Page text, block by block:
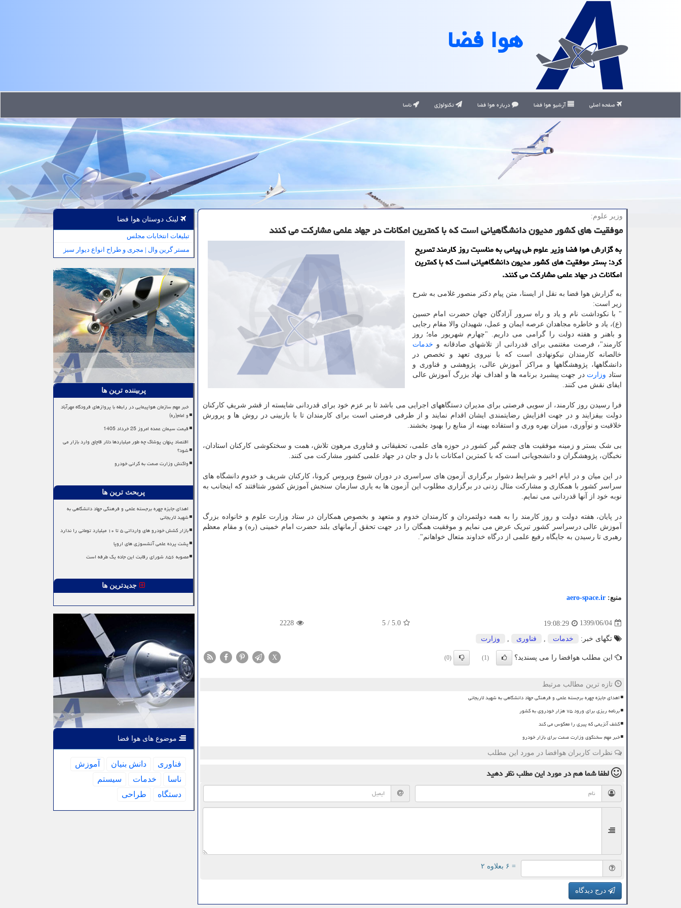
هوا فضا
صفحه اصلی آرشیو هوا فضا درباره هوا فضا تکنولوژی ناسا
وزیر علوم:
موفقیت های كشور مدیون دانشگاهیانی است كه با كمترین امكانات در جهاد علمی مشاركت می كنند
به گزارش هوا فضا وزیر علوم طی پیامی به مناسبت روز كارمند تصریح
كرد: بستر موفقیت های كشور مدیون دانشگاهیانی است كه با كمترین
امكانات در جهاد علمی مشاركت می كنند.
به گزارش هوا فضا به نقل از ایسنا، متن پیام دکتر منصور غلامی به شرح
زیر است:
" با نکوداشت نام و یاد و راه سرور آزادگان جهان حضرت امام حسین
(ع)، یاد و خاطره مجاهدان عرصه ایمان و عمل، شهیدان والا مقام رجایی
و باهنر و هفته دولت را گرامی می داریم. "چهارم شهریور ماه؛ روز
کارمند"، فرصت مغتنمی برای قدردانی از تلاشهای صادقانه و خدمات
خالصانه کارمندان نیکونهادی است که با نیروی تعهد و تخصص در
دانشگاهها، پژوهشگاهها و مراکز آموزش عالی، پژوهشی و فناوری و
ستاد وزارت در جهت پیشبرد برنامه ها و اهداف نهاد بزرگ آموزش عالی
ایفای نقش می کنند.
فرا رسیدن روز کارمند، از سویی فرصتی برای مدیران دستگاههای اجرایی می باشد تا بر عزم خود برای قدردانی شایسته از قشر شریفِ کارکنان
دولت بیفزایند و در جهت افزایش رضایتمندی ایشان اقدام نمایند و از طرفی فرصتی است برای کارمندان تا با بازبینی در روش ها و پرورش
خلاقیت و نوآوری، میزان بهره وری و استفاده بهینه از منابع را بهبود بخشند.
بی شک بستر و زمینه موفقیت های چشم گیر کشور در حوزه های علمی، تحقیقاتی و فناوری مرهون تلاش، همت و سختکوشی کارکنان استادان،
نخبگان، پژوهشگران و دانشجویانی است که با کمترین امکانات با دل و جان در جهاد علمی کشور مشارکت می کنند.
در این میان و در ایام اخیر و شرایط دشوار برگزاری آزمون های سراسری در دوران شیوع ویروس کرونا، کارکنان شریف و خدوم دانشگاه های
سراسر کشور با همکاری و مشارکت مثال زدنی در برگزاری مطلوب این آزمون ها به یاری سازمان سنجش آموزش کشور شتافتند که اینجانب به
نوبه خود از آنها قدردانی می نمایم.
در پایان، هفته دولت و روز کارمند را به همه دولتمردان و کارمندان خدوم و متعهد و بخصوص همکاران در ستاد وزارت علوم و خانواده بزرگ
آموزش عالی درسراسر کشور تبریک عرض می نمایم و موفقیت همگان را در جهت تحقق آرمانهای بلند حضرت امام خمینی (ره) و مقام معظم
رهبری تا رسیدن به جایگاه رفیع علمی از درگاه خداوند متعال خواهانم".
منبع: aero-space.ir
1399/06/04
19:08:29
5.0
/
5
2228
تگهای خبر: خدمات فناوری وزارت
این مطلب هوافضا را می پسندید؟ (1)
(0)
X
تازه ترین مطالب مرتبط
اهدای جایزه چهره برجسته علمی و فرهنگی جهاد دانشگاهی به شهید لاریجانی
برنامه ریزی برای ورود ۷۵ هزار خودروی به کشور
کشف آنزیمی که پیری را معکوس می کند
خبر مهم سخنگوی وزارت صمت برای بازار خودرو
نظرات کاربران هوافضا در مورد این مطلب
لطفا شما همدر مورد این مطلبنظر دهید
= ۶ بعلاوه ۲
درج دیدگاه
لینک دوستان هوا فضا
تبلیغات انتخابات مجلس
مستر گرین وال | مجری و طراح انواع دیوار سبز
پربیننده ترین ها
خبر مهم سازمان هواپیمایی در رابطه با پروازهای فرودگاه مهرآباد
و امام(ره)
قیمت سیمان عمده امروز 25 خرداد 1405
اقتصاد پنهان پوشاک چه طور میلیاردها دلار قاچاق وارد بازار می
شود؟
واکنش وزارت صمت به گرانی خودرو
پربحث ترین ها
اهدای جایزه چهره برجسته علمی و فرهنگی جهاد دانشگاهی به
شهید لاریجانی
بازار کشش خودرو های وارداتی ۵ تا ۱۰ میلیارد تومانی را ندارد
پشت پرده علمی آتشسوزی های اروپا
مصوبه ۸۵۶ شورای رقابت این جاده یک طرفه است
جدیدترین ها
موضوع های هوا فضا
فناوری دانش بنیان
آموزش
ناسا
خدمات
سیستم
دستگاه
طراحی